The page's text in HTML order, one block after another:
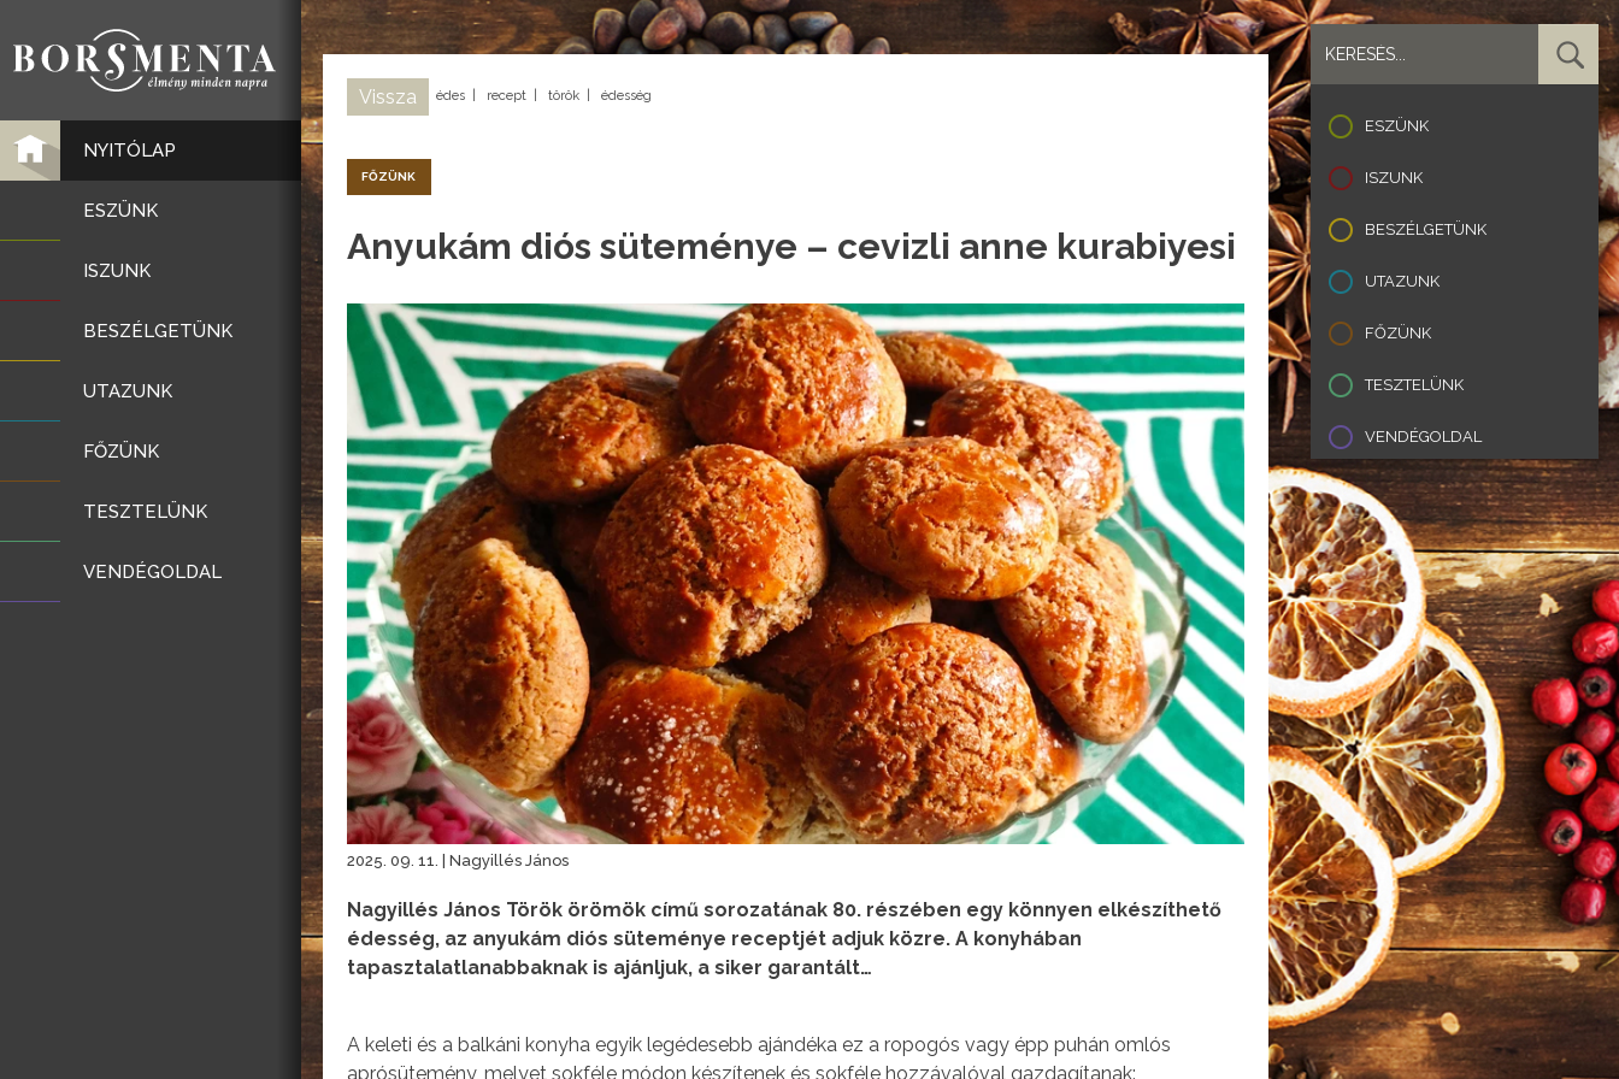
NYITÓLAP
ESZÜNK
ISZUNK
BESZÉLGETÜNK
UTAZUNK
FŐZÜNK
TESZTELÜNK
VENDÉGOLDAL
Vissza édes recept török édesség
FŐZÜNK
Anyukám diós süteménye – cevizli anne kurabiyesi
2025. 09. 11. | Nagyillés János
Nagyillés János Török örömök című sorozatának 80. részében egy könnyen elkészíthető
édesség, az anyukám diós süteménye receptjét adjuk közre. A konyhában
tapasztalatlanabbaknak is ajánljuk, a siker garantált…
A keleti és a balkáni konyha egyik legédesebb ajándéka ez a ropogós vagy épp puhán omlós
aprósütemény, melyet sokféle módon készítenek és sokféle hozzávalóval gazdagítanak:
ESZÜNK
ISZUNK
BESZÉLGETÜNK
UTAZUNK
FŐZÜNK
TESZTELÜNK
VENDÉGOLDAL